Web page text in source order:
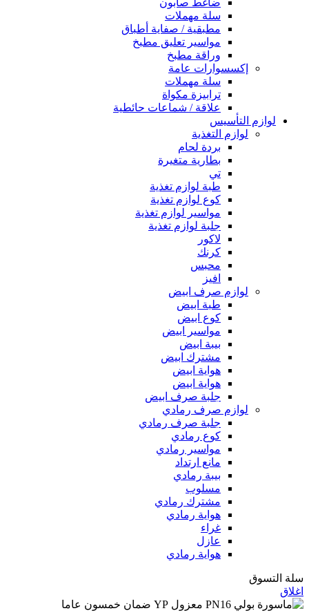
سلة مهملات
مطبقية / صفاية أطباق
مواسير تعليق مطبخ
وراقة مطبخ
إكسسوارات عامة
سلة مهملات
ترابيزة مكواة
علاقة / شماعات حائطية
لوازم التأسيس
لوازم التغذية
بردة لحام
بطارية متغيرة
تي
طبة لوازم تغذية
كوع لوازم تغذية
مواسير لوازم تغذية
جلبة لوازم تغذية
لاكور
كرنك
محبس
افيز
لوازم صرف ابيض
طبة ابيض
كوع ابيض
مواسير ابيض
بيبة ابيض
مشترك ابيض
هواية ابيض
هواية ابيض
جلبة صرف ابيض
لوازم صرف رمادي
جلبة صرف رمادي
كوع رمادي
مواسير رمادي
مانع ارتداد
بيبة رمادي
مسلوب
مشترك رمادي
هواية رمادي
غراء
عازل
هواية رمادي
سلة التسوق
اغلاق